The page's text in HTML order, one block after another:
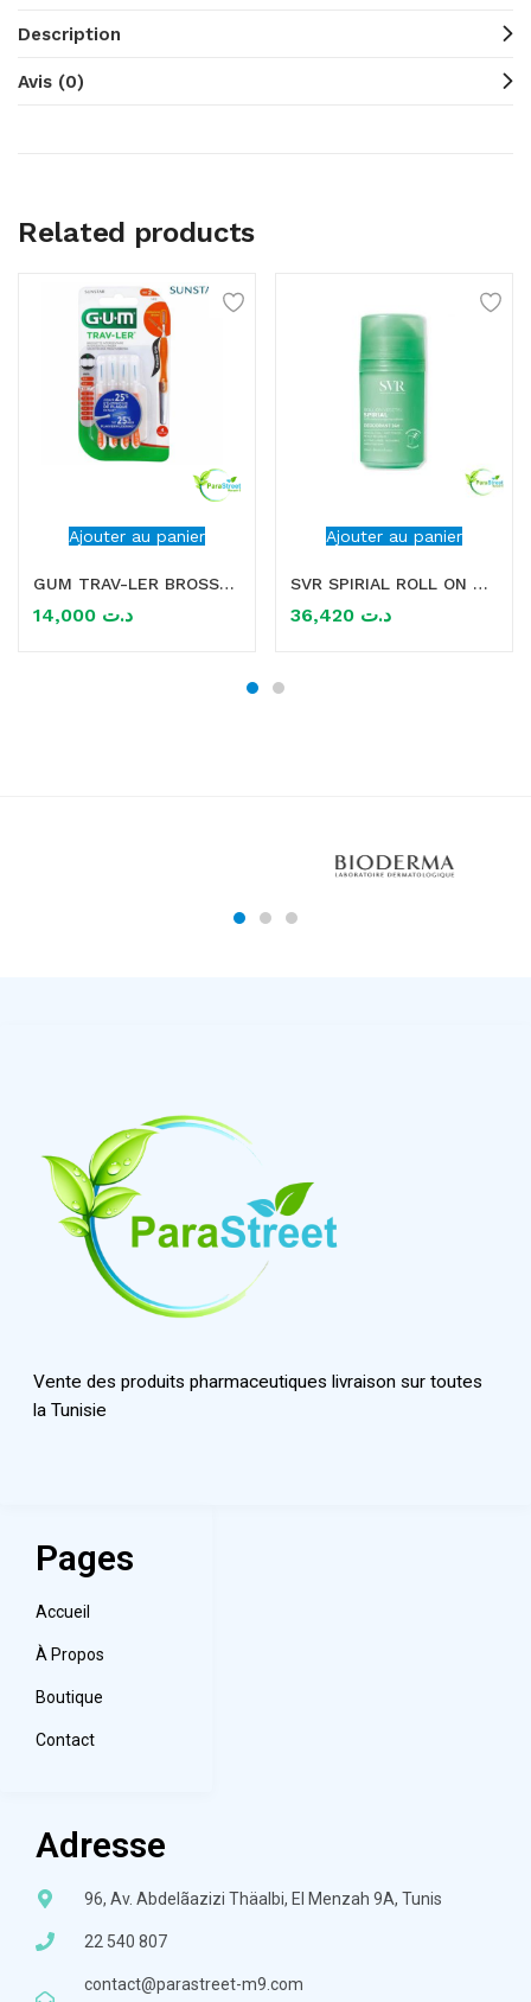
Description
Avis (0)
Related products
Ajouter au panier
GUM TRAV-LER BROSSETTES X4 0.9 MM
د.ت
Ajouter au panier
SVR SPIRIAL ROLL ON VEGETAL DEODORANT 50ML
د.ت
Vente des produits pharmaceutiques livraison sur toutes
la Tunisie
Pages
Accueil
À Propos
Boutique
Contact
Adresse
96, Av. Abdelãazizi Thäalbi, El Menzah 9A, Tunis
22 540 807
contact@parastreet-m9.com